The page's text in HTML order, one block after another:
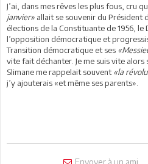
J’ai, dans mes rêves les plus fous, cru
janvier» allait se souvenir du Président
élections de la Constituante de 1956, le
l’opposition démocratique et
Transition démocratique et ses
vite fait déchanter. Je me suis vite
Slimane me rappelait souvent«la
j’y ajouterais «et même ses parents».
Envoyer à un ami